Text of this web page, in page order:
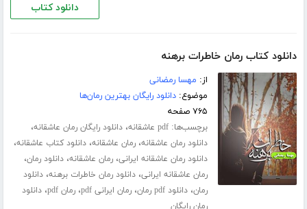
دانلود کتاب
دانلود کتاب رمان خاطرات برهنه
از: مهسا رمضانی
موضوع:دانلود رایگان بهترین رمان‌ها
۷۶۵ صفحه
برچسب‌ها:pdf عاشقانه ،دانلود رایگان رمان عاشقانه،
دانلود رمان عاشقانه،رمان عاشقانه،دانلود کتاب عاشقانه،
دانلود رمان عاشقانه ایرانی،رمان عاشقانه،دانلود رمان،
رمان عاشقانه ایرانی،دانلود رمان خاطرات برهنه،دانلود
رمان،دانلود pdf رمان ،رمان ایرانی pdf ،رمان pdf ،دانلود
رمان رایگان